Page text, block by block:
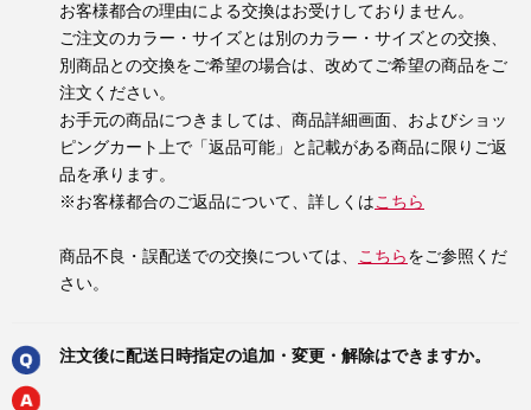
お客様都合の理由による交換はお受けしておりません。
ご注文のカラー・サイズとは別のカラー・サイズとの交換、
別商品との交換をご希望の場合は、改めてご希望の商品をご
注文ください。
お手元の商品につきましては、商品詳細画面、およびショッ
ピングカート上で「返品可能」と記載がある商品に限りご返
品を承ります。
※お客様都合のご返品について、詳しくはこちら
商品不良・誤配送での交換については、 こちら をご参照くだ
さい。
注文後に配送日時指定の追加・変更・解除はできますか。